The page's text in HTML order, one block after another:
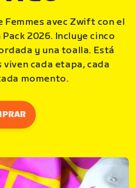
Femmes avec Zwift con el
2026. Incluye cinco
y una toalla. Está
cada etapa, cada
momento.